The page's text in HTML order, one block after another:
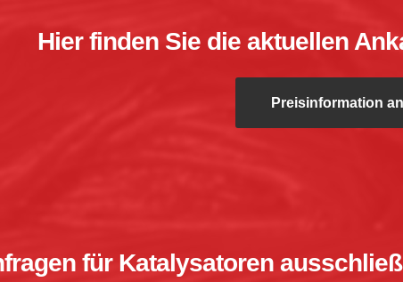
Hier finden Sie die aktuellen
Preisinformation
für Katalysatoren